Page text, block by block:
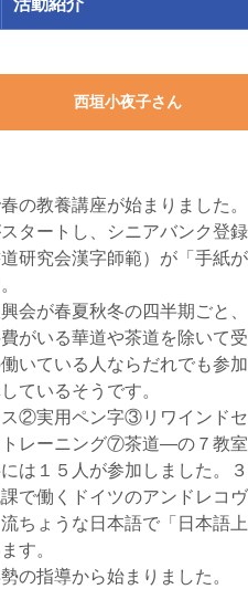
活動紹介
西垣小夜子さん
の教養講座が始まりました。
タートし、シニアバンク登録
研究会漢字師範）が「手紙が
会が春夏秋冬の四半期ごと、
がいる華道や茶道を除いて受
いている人ならだれでも参加
ているそうです。
②実用ペン字③リワインドセ
レーニング⑦茶道―の７教室
は１５人が参加しました。３
で働くドイツのアンドレコヴ
ちょうな日本語で「日本語上
す。
の指導から始まりました。